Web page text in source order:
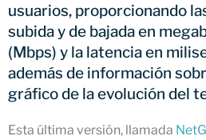
usuarios, proporcionando
subida y de bajada en
(Mbps) y la latencia en
además de información
gráfico de la evolución del
Esta última versión, llamada